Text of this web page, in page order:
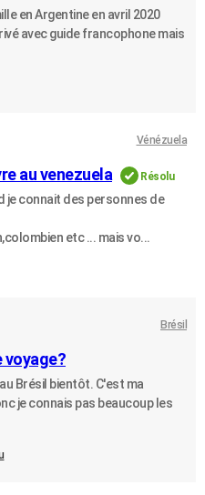
en Argentine en avril 2020
avec guide francophone mais
Vénézuela
au venezuela Résolu
je connait des personnes de
etc ... mais vo...
Brésil
voyage?
Brésil bientôt. C'est ma
je connais pas beaucoup les